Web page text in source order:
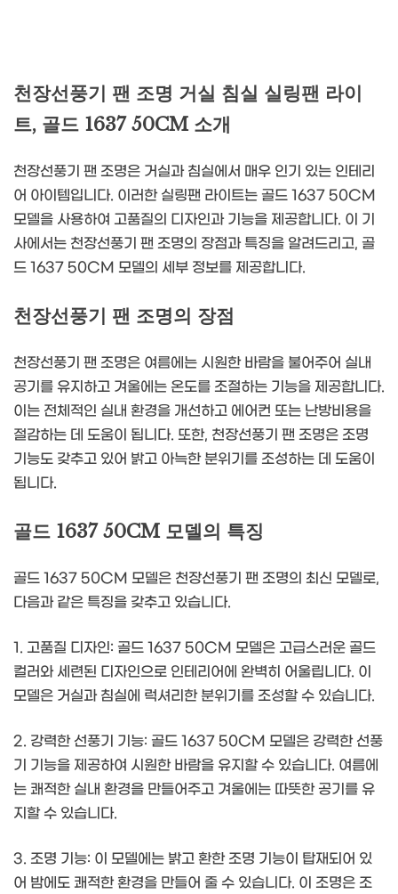
천장선풍기 팬 조명 거실 침실 실링팬 라이
트, 골드 1637 50CM 소개
천장선풍기 팬 조명은 거실과 침실에서 매우 인기 있는 인테리
어 아이템입니다. 이러한 실링팬 라이트는 골드 1637 50CM
모델을 사용하여 고품질의 디자인과 기능을 제공합니다. 이 기
사에서는 천장선풍기 팬 조명의 장점과 특징을 알려드리고, 골
드 1637 50CM 모델의 세부 정보를 제공합니다.
천장선풍기 팬 조명의 장점
천장선풍기 팬 조명은 여름에는 시원한 바람을 불어주어 실내
공기를 유지하고 겨울에는 온도를 조절하는 기능을 제공합니다.
이는 전체적인 실내 환경을 개선하고 에어컨 또는 난방비용을
절감하는 데 도움이 됩니다. 또한, 천장선풍기 팬 조명은 조명
기능도 갖추고 있어 밝고 아늑한 분위기를 조성하는 데 도움이
됩니다.
골드 1637 50CM 모델의 특징
골드 1637 50CM 모델은 천장선풍기 팬 조명의 최신 모델로,
다음과 같은 특징을 갖추고 있습니다.
1. 고품질 디자인: 골드 1637 50CM 모델은 고급스러운 골드
컬러와 세련된 디자인으로 인테리어에 완벽히 어울립니다. 이
모델은 거실과 침실에 럭셔리한 분위기를 조성할 수 있습니다.
2. 강력한 선풍기 기능: 골드 1637 50CM 모델은 강력한 선풍
기 기능을 제공하여 시원한 바람을 유지할 수 있습니다. 여름에
는 쾌적한 실내 환경을 만들어주고 겨울에는 따뜻한 공기를 유
지할 수 있습니다.
3. 조명 기능: 이 모델에는 밝고 환한 조명 기능이 탑재되어 있
어 밤에도 쾌적한 환경을 만들어 줄 수 있습니다. 이 조명은 조